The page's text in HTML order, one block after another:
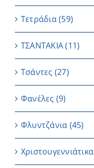
Τετράδια(59)
ΤΣΑΝΤΑΚΙΑ (11)
Τσάντες (27)
Φανέλες (9)
Φλυντζάνια (45)
Χριστουγεννιάτικα